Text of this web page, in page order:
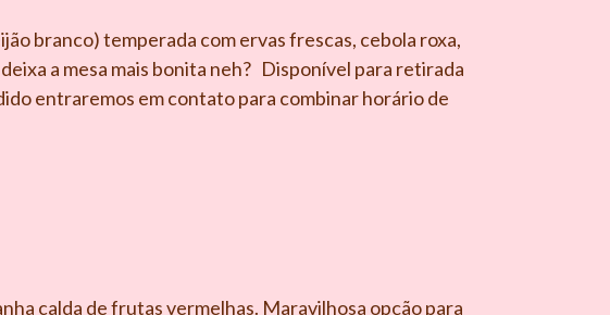
branco) temperada com ervas frescas, cebola roxa,
a mesa mais bonita neh? Disponível para retirada
entraremos em contato para combinar horário de
calda de frutas vermelhas. Maravilhosa opção para